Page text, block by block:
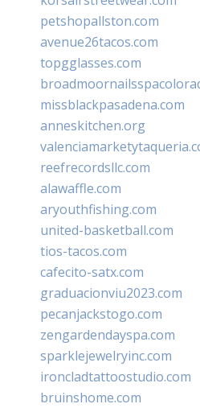
petshopallston.com
avenue26tacos.com
topgglasses.com
missblackpasadena.com
anneskitchen.org
reefrecordsllc.com
alawaffle.com
aryouthfishing.com
united-basketball.com
tios-tacos.com
cafecito-satx.com
graduacionviu2023.com
pecanjackstogo.com
zengardendayspa.com
sparklejewelryinc.com
ironcladtattoostudio.com
bruinshome.com